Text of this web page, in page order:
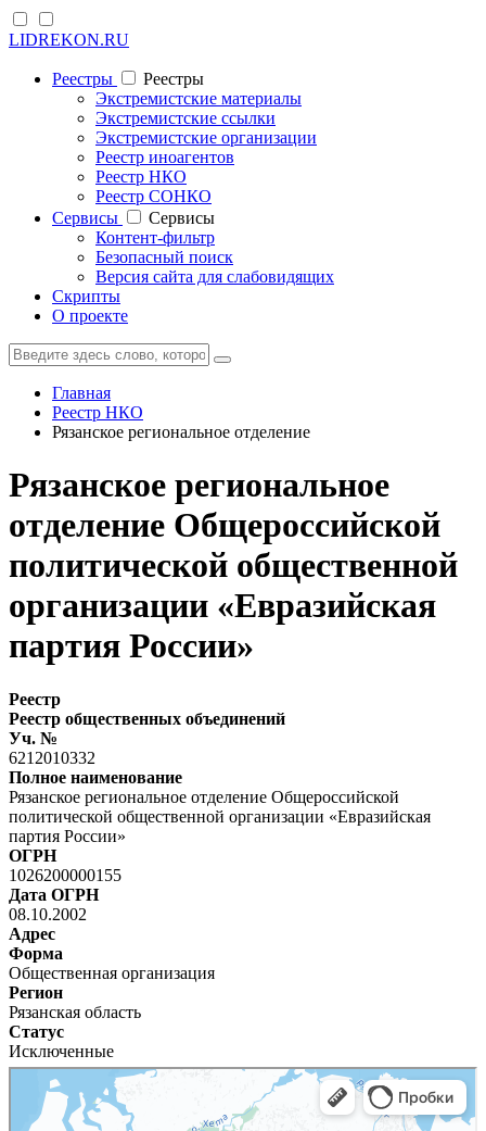
LIDREKON.RU
Реестры
Реестры
Экстремистские материалы
Экстремистские ссылки
Экстремистские организации
Реестр иноагентов
Реестр НКО
Реестр СОНКО
Cервисы
Cервисы
Контент-фильтр
Безопасный поиск
Версия сайта для слабовидящих
Скрипты
О проекте
Главная
Реестр НКО
Рязанское региональное отделение
Рязанское региональное
отделение Общероссийской
политической общественной
организации «Евразийская
партия России»
Реестр
Реестр общественных объединений
Уч. №
6212010332
Полное наименование
Рязанское региональное отделение Общероссийской
политической общественной организации «Евразийская
партия России»
ОГРН
1026200000155
Дата ОГРН
08.10.2002
Адрес
Форма
Общественная организация
Регион
Рязанская область
Статус
Исключенные